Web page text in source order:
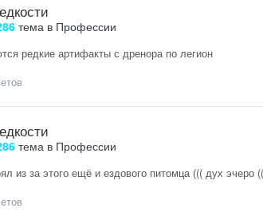
тема в Профессии
редкие артифакты с дренора по легион
тема в Профессии
из за этого ещё и ездового питомца ((( дух эчеро ((